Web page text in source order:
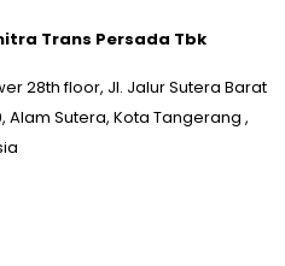
Trans Persada Tbk
28th floor, Jl. Jalur Sutera Barat
Alam Sutera, Kota Tangerang ,